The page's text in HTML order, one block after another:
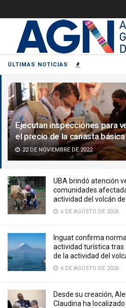
ÚLTIMAS NOTICIAS
Ejecutan inspecciones para
el precio de la canasta básica
22 DE NOVIEMBRE DE 2022
UBA brindó atención
comunidades
actividad del volcán
6 DE AGOSTO DE 2026
Inguat confirma
actividad turística tras
de la actividad del
6 DE AGOSTO DE 2026
Desde su creación,
Claudina ha localizado